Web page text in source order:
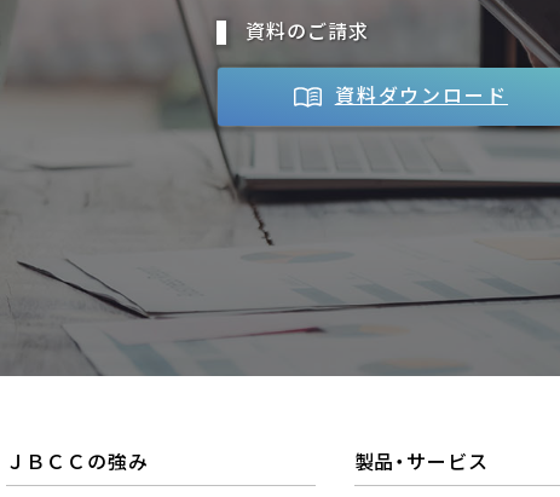
資料のご請求
資料ダウンロード
ＪＢＣＣの強み 製品・サービス